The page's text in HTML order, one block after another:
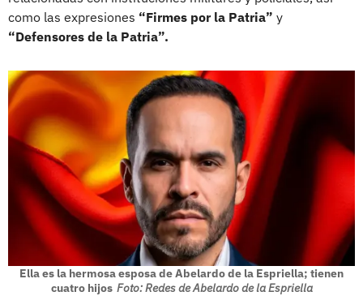
como las expresiones “Firmes por la Patria” y
“Defensores de la Patria”.
Ella es la hermosa esposa de Abelardo de la Espriella; tienen
cuatro hijos Foto: Redes de Abelardo de la Espriella